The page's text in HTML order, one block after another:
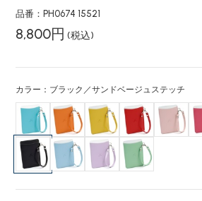
品番：PH0674 15521
8,800円 (税込)
カラー：ブラック／サンドベージュステッチ